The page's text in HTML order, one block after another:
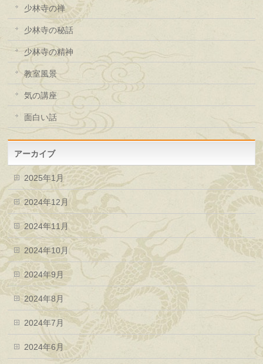
少林寺の禅
少林寺の秘話
少林寺の精神
教室風景
気の講座
面白い話
アーカイブ
2025年1月
2024年12月
2024年11月
2024年10月
2024年9月
2024年8月
2024年7月
2024年6月